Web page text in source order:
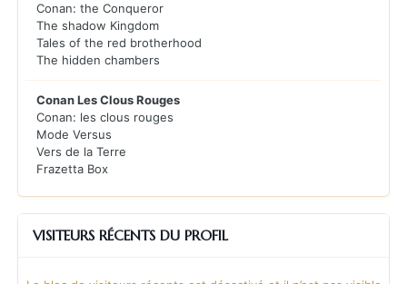
Conan: the Conqueror
The shadow Kingdom
Tales of the red brotherhood
The hidden chambers
Conan Les Clous Rouges
Conan: les clous rouges
Mode Versus
Vers de la Terre
Frazetta Box
VISITEURS RÉCENTS DU PROFIL